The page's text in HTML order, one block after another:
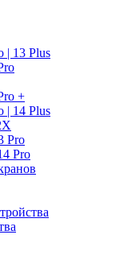
| 13 Plus
+
| 14 Plus
Pro
Pro